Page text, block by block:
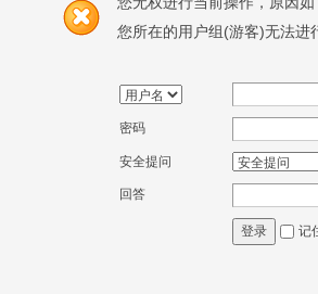
您所在的用户组(游客)无法进
密码
安全提问
回答
登录 记